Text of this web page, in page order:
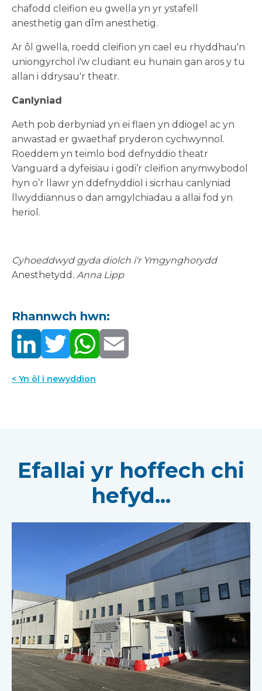
chafodd cleifion eu gwella yn yr ystafell
anesthetig gan dîm anesthetig.
Ar ôl gwella, roedd cleifion yn cael eu rhyddhau'n
uniongyrchol i'w cludiant eu hunain gan aros y tu
allan i ddrysau'r theatr.
Canlyniad
Aeth pob derbyniad yn ei flaen yn ddiogel ac yn
anwastad er gwaethaf pryderon cychwynnol.
Roeddem yn teimlo bod defnyddio theatr
Vanguard a dyfeisiau i godi’r cleifion anymwybodol
hyn o’r llawr yn ddefnyddiol i sicrhau canlyniad
llwyddiannus o dan amgylchiadau a allai fod yn
heriol.
Cyhoeddwyd gyda diolch i'r Ymgynghorydd
Anesthetydd . Anna Lipp
Rhannwch hwn:
< Yn ôl i newyddion
Efallai yr hoffech chi
hefyd...